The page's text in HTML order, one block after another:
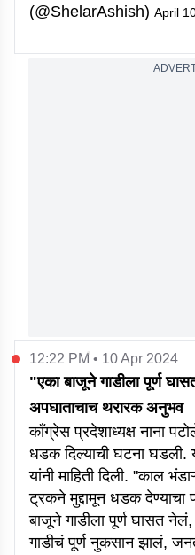
(@ShelarAshish) April
12:22 PM • 10 Apr 2024
"एका बाजूने गाडीला पूर्ण
अपघाताचाच थरारक अनुभव
काँग्रेस प्रदेशाध्यक्ष नाना
धडक दिल्याची घटना घडली.
यांनी माहिती दिली. "काल
ट्रकने मुद्दामून धडक देण्याचा
बाजूने गाडीला पूर्ण घासत
गाडीचं पूर्ण नुकसान झालं,